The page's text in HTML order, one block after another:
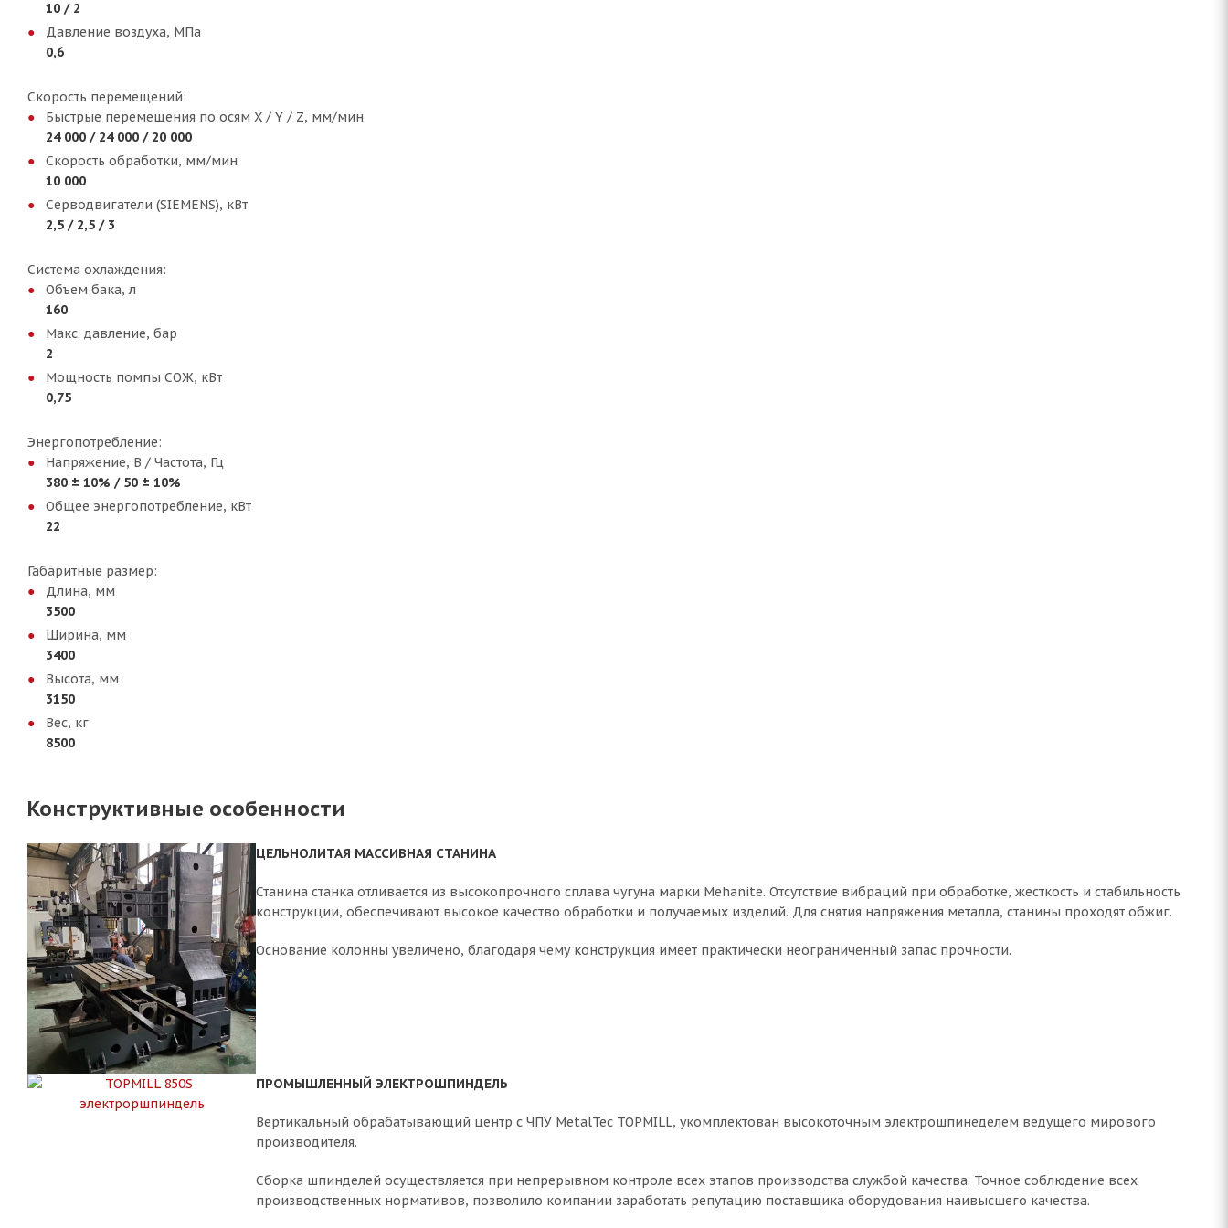
10 / 2
Давление воздуха, МПа
0,6
Скорость перемещений:
Быстрые перемещения по осям Х / Y / Z, мм/мин
24 000 / 24 000 / 20 000
Скорость обработки, мм/мин
10 000
Серводвигатели (SIEMENS), кВт
2,5 / 2,5 / 3
Система охлаждения:
Объем бака, л
160
Макс. давление, бар
2
Мощность помпы СОЖ, кВт
0,75
Энергопотребление:
Напряжение, В / Частота, Гц
380 ± 10% / 50 ± 10%
Общее энергопотребление, кВт
22
Габаритные размер:
Длина, мм
3500
Ширина, мм
3400
Высота, мм
3150
Вес, кг
8500
Конструктивные особенности
ЦЕЛЬНОЛИТАЯ МАССИВНАЯ СТАНИНА
Станина станка отливается из высокопрочного сплава чугуна марки Mehanite. Отсутствие вибраций при обработке, жесткость и стабильность
конструкции, обеспечивают высокое качество обработки и получаемых изделий. Для снятия напряжения металла, станины проходят обжиг.
Основание колонны увеличено, благодаря чему конструкция имеет практически неограниченный запас прочности.
ПРОМЫШЛЕННЫЙ ЭЛЕКТРОШПИНДЕЛЬ
Вертикальный обрабатывающий центр с ЧПУ MetalTec TOPMILL, укомплектован высокоточным электрошпинеделем ведущего мирового
производителя.
Сборка шпинделей осуществляется при непрерывном контроле всех этапов производства службой качества. Точное соблюдение всех
производственных нормативов, позволило компании заработать репутацию поставщика оборудования наивысшего качества.